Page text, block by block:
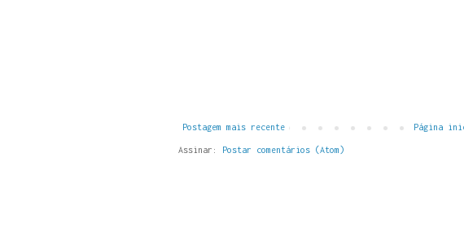
Postagem mais recente Página
Assinar: Postar comentários (Atom)